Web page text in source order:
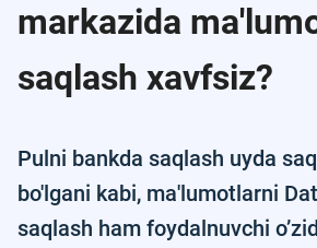
markazida
saqlash xavfsiz?
Pulni bankda saqlash uyda
bo'lgani kabi, ma'lumotlarni
saqlash ham foydalnuvchi